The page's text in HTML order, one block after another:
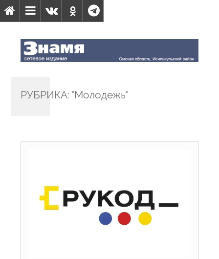
РУБРИКА: "Молодежь"